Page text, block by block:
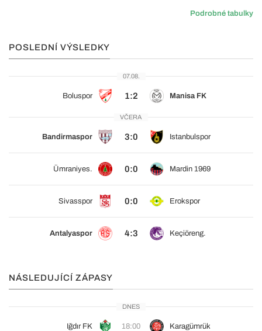
Podrobné tabulky
POSLEDNÍ VÝSLEDKY
07.08.
Boluspor 1:2 Manisa FK
VČERA
Bandirmaspor 3:0 Istanbulspor
Ümraniyes. 0:0 Mardin 1969
Sivasspor 0:0 Erokspor
Antalyaspor 4:3 Keçiöreng.
NÁSLEDUJÍCÍ ZÁPASY
DNES
Iğdır FK 18:00 Karagümrük